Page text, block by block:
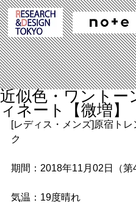
近似色・ワントー
ィネート【微増】
[レディス・メンズ]原宿トレ
ク
期間：2018年11月02日（第
気温：19度晴れ